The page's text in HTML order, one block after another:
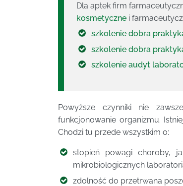
Dla aptek firm
kosmetyczne i
szkolenie dobra
szkolenie dobra
szkolenie audyt
Powyższe czynniki nie
funkcjonowanie organizmu.
Chodzi tu przede wszystkim o:
stopień powagi choroby,
mikrobiologicznych
zdolność do przetrwana